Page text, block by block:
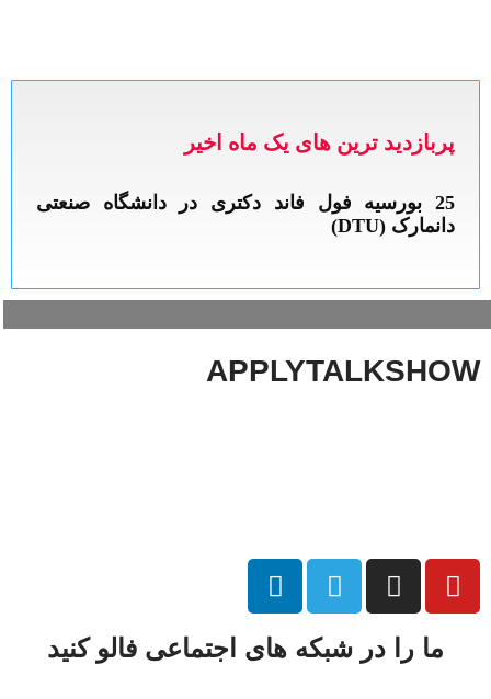
پربازدید ترین های یک ماه اخیر
APPLYTALKSHOW
ما را در شبکه های اجتماعی فالو کنید